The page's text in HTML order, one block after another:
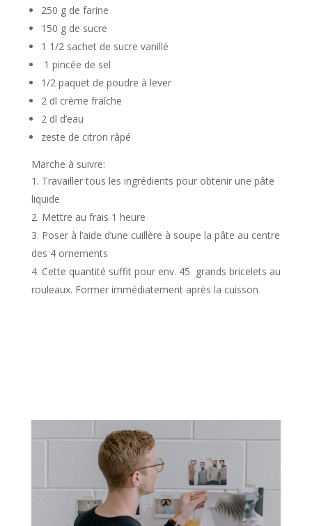
250 g de farine
150 g de sucre
1 1/2 sachet de sucre vanillé
1 pincée de sel
1/2 paquet de poudre à lever
2 dl crème fraîche
2 dl d’eau
zeste de citron râpé
Marche à suivre:
Travailler tous les ingrédients pour obtenir une pâte
liquide
Mettre au frais 1 heure
Poser à l’aide d’une cuillère à soupe la pâte au centre
des 4 ornements
Cette quantité suffit pour env. 45 grands bricelets au
rouleaux. Former immédiatement après la cuisson